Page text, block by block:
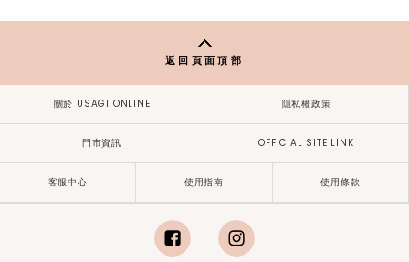
返回頁面頂部
關於 USAGI ONLINE 隱私權政策
門市資訊 OFFICIAL SITE LINK
客服中心 使用指南 使用條款